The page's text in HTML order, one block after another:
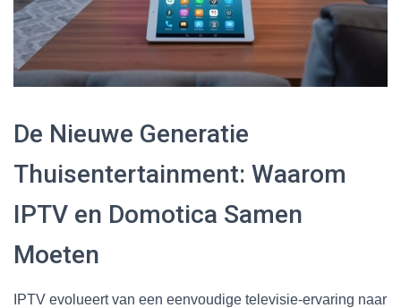
De Nieuwe Generatie
Thuisentertainment: Waarom
IPTV en Domotica Samen
Moeten
IPTV evolueert van een eenvoudige televisie-ervaring naar